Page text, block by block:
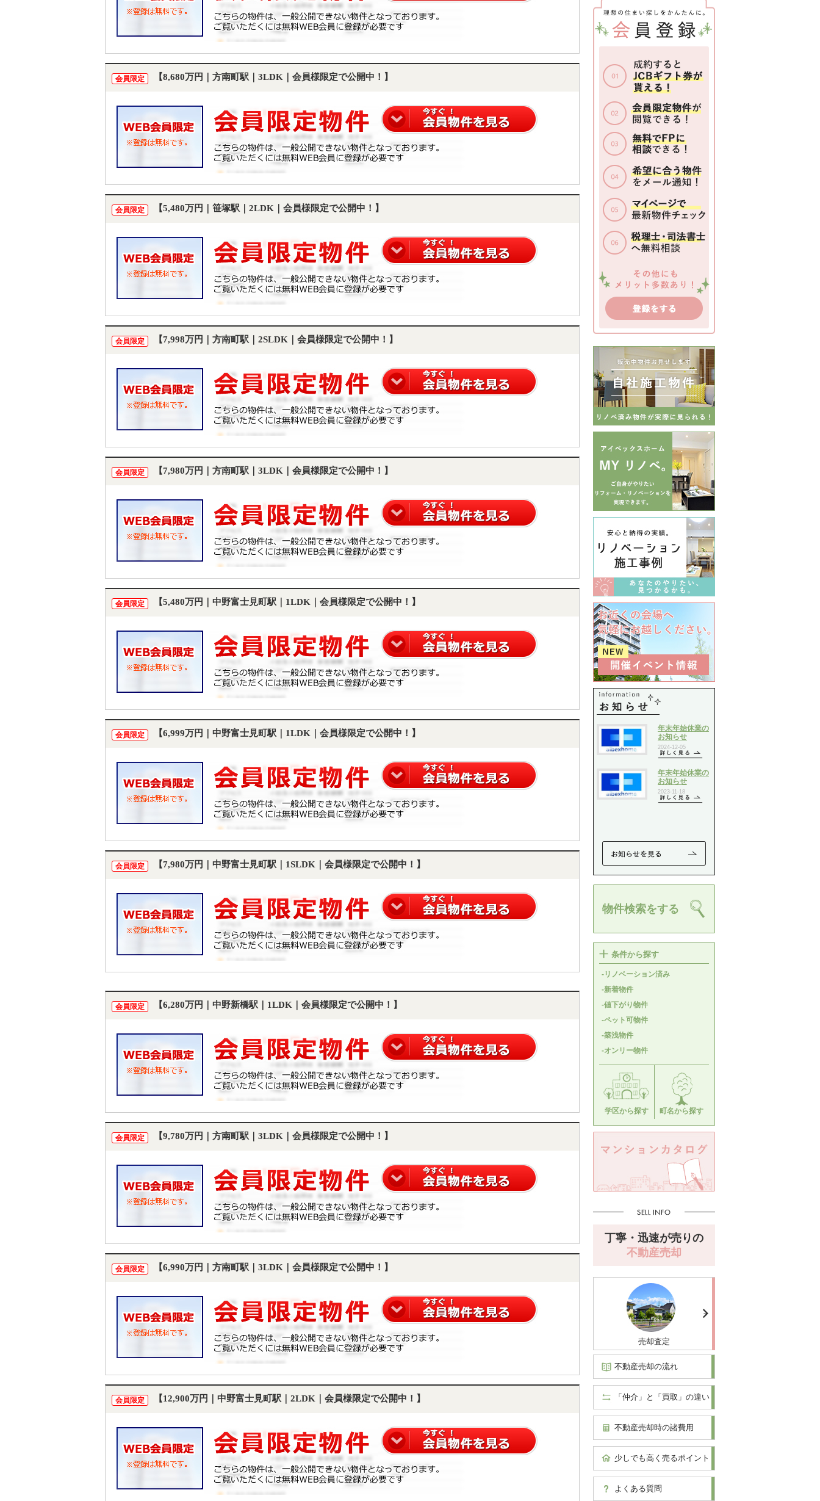
会員限定 【8,680万円｜方南町駅｜3LDK｜会員様限定で公開中！】
会員限定 【5,480万円｜笹塚駅｜2LDK｜会員様限定で公開中！】
会員限定 【7,998万円｜方南町駅｜2SLDK｜会員様限定で公開中！】
会員限定 【7,980万円｜方南町駅｜3LDK｜会員様限定で公開中！】
会員限定 【5,480万円｜中野富士見町駅｜1LDK｜会員様限定で公開中！】
会員限定 【6,999万円｜中野富士見町駅｜1LDK｜会員様限定で公開中！】
会員限定 【7,980万円｜中野富士見町駅｜1SLDK｜会員様限定で公開中！】
会員限定 【6,280万円｜中野新橋駅｜1LDK｜会員様限定で公開中！】
会員限定 【9,780万円｜方南町駅｜3LDK｜会員様限定で公開中！】
会員限定 【6,990万円｜方南町駅｜3LDK｜会員様限定で公開中！】
会員限定 【12,900万円｜中野富士見町駅｜2LDK｜会員様限定で公開中！】
物件検索をする
条件から探す
-リノベーション済み
-新着物件
-値下がり物件
-ペット可物件
-築浅物件
-オンリー物件
学区から探す 町名から探す
丁寧・迅速が売りの
不動産売却
売却査定
不動産売却の流れ
「仲介」と「買取」の違い
不動産売却時の諸費用
少しでも高く売るポイント
よくある質問